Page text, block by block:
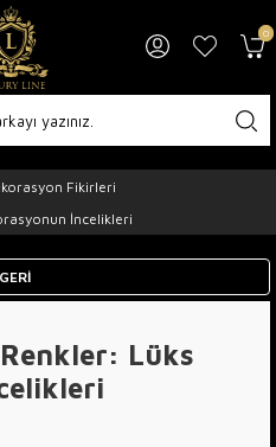
0
Fikirleri
İncelikleri
GERI
Lüks